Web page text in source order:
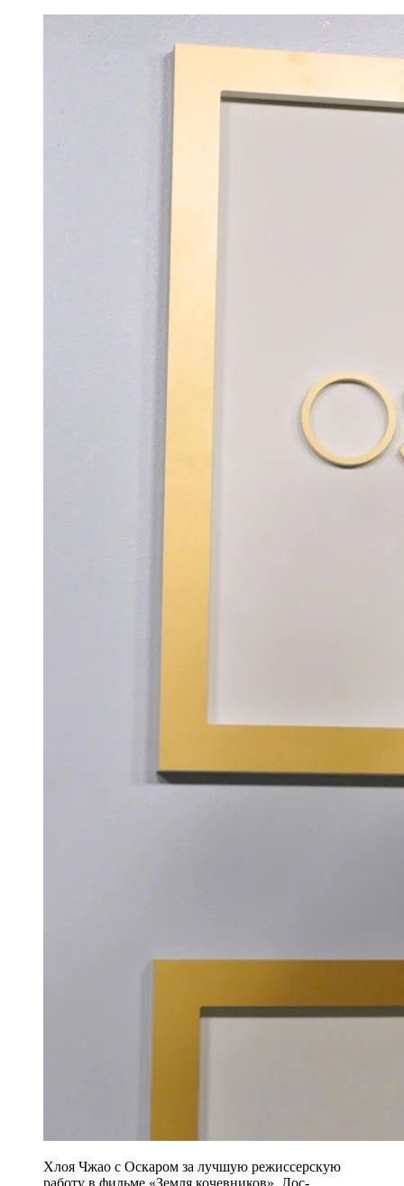
Хлоя Чжао с Оскаром за лучшую режиссерскую
работу в фильме «Земля кочевников». Лос-